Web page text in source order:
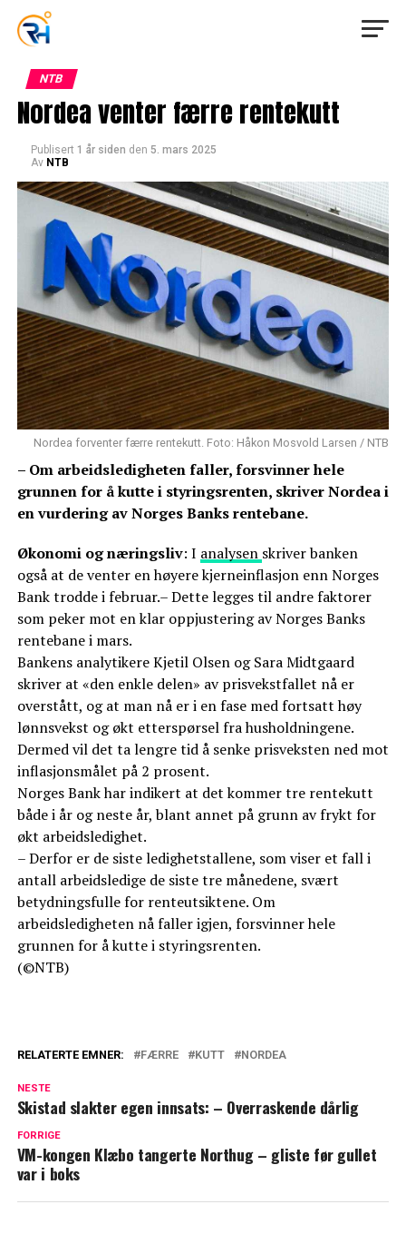
NTB
Nordea venter færre rentekutt
Publisert 1 år siden den 5. mars 2025
Av NTB
Nordea forventer færre rentekutt. Foto: Håkon Mosvold Larsen / NTB
– Om arbeidsledigheten faller, forsvinner hele
grunnen for å kutte i styringsrenten, skriver Nordea i
en vurdering av Norges Banks rentebane.
Økonomi og næringsliv: I analysen skriver banken
også at de venter en høyere kjerneinflasjon enn Norges
Bank trodde i februar.– Dette legges til andre faktorer
som peker mot en klar oppjustering av Norges Banks
rentebane i mars.
Bankens analytikere Kjetil Olsen og Sara Midtgaard
skriver at «den enkle delen» av prisvekstfallet nå er
overstått, og at man nå er i en fase med fortsatt høy
lønnsvekst og økt etterspørsel fra husholdningene.
Dermed vil det ta lengre tid å senke prisveksten ned mot
inflasjonsmålet på 2 prosent.
Norges Bank har indikert at det kommer tre rentekutt
både i år og neste år, blant annet på grunn av frykt for
økt arbeidsledighet.
– Derfor er de siste ledighetstallene, som viser et fall i
antall arbeidsledige de siste tre månedene, svært
betydningsfulle for renteutsiktene. Om
arbeidsledigheten nå faller igjen, forsvinner hele
grunnen for å kutte i styringsrenten.
(©NTB)
RELATERTE EMNER: FÆRRE KUTT NORDEA
NESTE
Skistad slakter egen innsats: – Overraskende dårlig
FORRIGE
VM-kongen Klæbo tangerte Northug – gliste før gullet
var i boks